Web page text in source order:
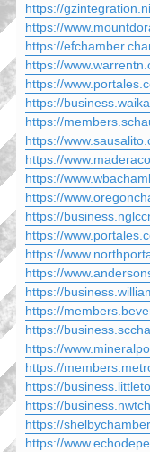
https://
https://
https://
https://
https://
https://
https://
https://
https://
https://
https://
https://
https://
https://
https://
https://
https://
https://
https://
https://
https://
https://
https://
https://